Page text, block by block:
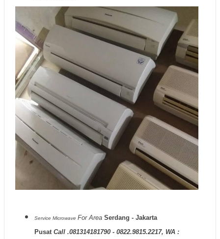
Service Microwave For Area Serdang - Jakarta
PusatCall .081314181790 - 0822.9815.2217, WA :